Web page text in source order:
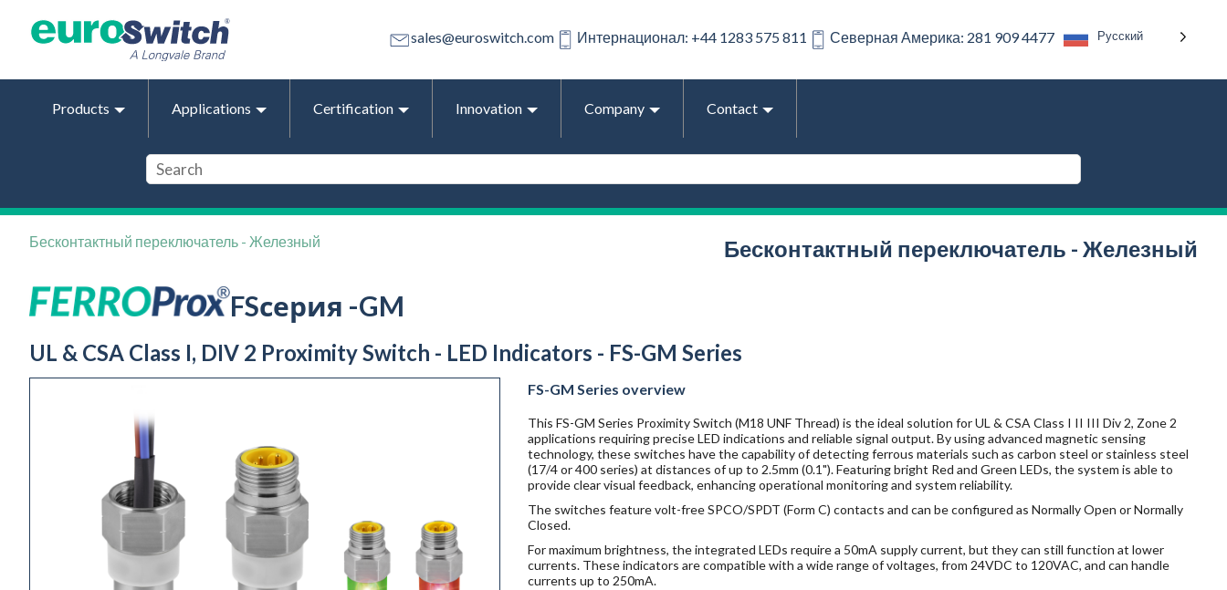
sales@euroswitch.com Интернационал: +44 1283 575 811 Северная Америка: 281 909 4477 Русский
Products Applications Certification Innovation Company Contact
Бесконтактный переключатель - Железный Бесконтактный переключатель - Железный
FSсерия -GM
UL & CSA Class I, DIV 2 Proximity Switch - LED Indicators - FS-GM Series
FS-GM Series overview
This FS-GM Series Proximity Switch (M18 UNF Thread) is the ideal solution for UL & CSA Class I II III Div 2, Zone 2
applications requiring precise LED indications and reliable signal output. By using advanced magnetic sensing
technology, these switches have the capability of detecting ferrous materials such as carbon steel or stainless steel
(17/4 or 400 series) at distances of up to 2.5mm (0.1"). Featuring bright Red and Green LEDs, the system is able to
provide clear visual feedback, enhancing operational monitoring and system reliability.
The switches feature volt-free SPCO/SPDT (Form C) contacts and can be configured as Normally Open or Normally
Closed.
For maximum brightness, the integrated LEDs require a 50mA supply current, but they can still function at lower
currents. These indicators are compatible with a wide range of voltages, from 24VDC to 120VAC, and can handle
currents up to 250mA.